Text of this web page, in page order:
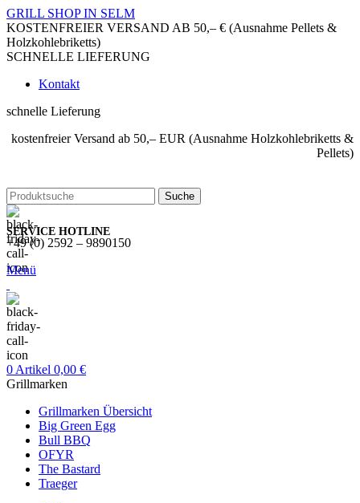
GRILL SHOP IN SELM
KOSTENFREIER VERSAND AB 50,– € (Ausnahme Pellets &
Holzkohlebriketts)
SCHNELLE LIEFERUNG
Kontakt
schnelle Lieferung
kostenfreier Versand ab 50,– EUR (Ausnahme Holzkohlebriketts &
Pellets)
Suche
SERVICE HOTLINE
+49 (0) 2592 – 9890150
Menü
0 Artikel 0,00 €
Grillmarken
Grillmarken Übersicht
Big Green Egg
Bull BBQ
OFYR
The Bastard
Traeger